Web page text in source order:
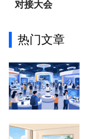
对接大会
热门文章